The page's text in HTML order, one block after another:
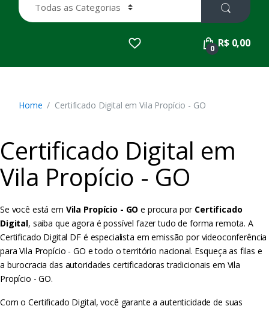
a
r
:
0 R$ 0,00
Home Certificado Digital em Vila Propício - GO
Certificado Digital em
Vila Propício - GO
Se você está em Vila Propício - GO e procura por Certificado
Digital, saiba que agora é possível fazer tudo de forma remota. A
Certificado Digital DF é especialista em emissão por videoconferência
para Vila Propício - GO e todo o território nacional. Esqueça as filas e
a burocracia das autoridades certificadoras tradicionais em Vila
Propício - GO.
Com o Certificado Digital, você garante a autenticidade de suas